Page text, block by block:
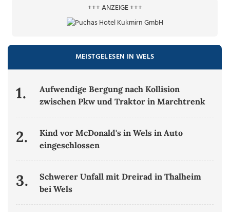
+++ ANZEIGE +++
MEISTGELESEN IN WELS
1.
Aufwendige Bergung nach Kollision
zwischen Pkw und Traktor in Marchtrenk
2.
Kind vor McDonald's in Wels in Auto
eingeschlossen
3.
Schwerer Unfall mit Dreirad in Thalheim
bei Wels